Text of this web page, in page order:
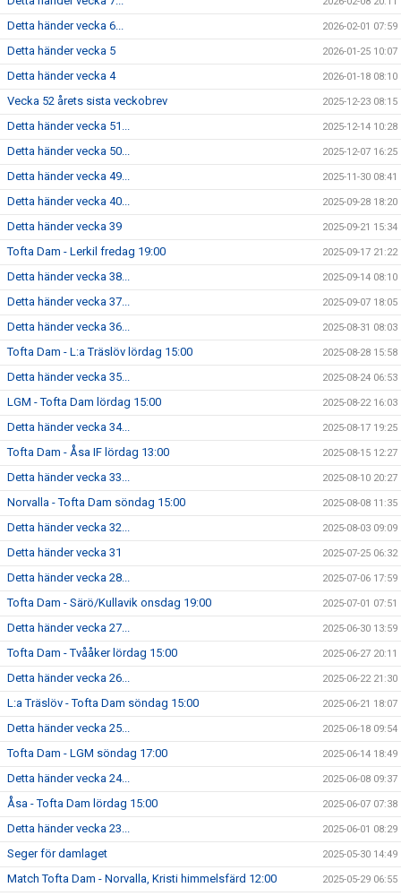
Detta händer vecka 6... 2026-02-01 07:59
Detta händer vecka 5 2026-01-25 10:07
Detta händer vecka 4 2026-01-18 08:10
Vecka 52 årets sista veckobrev 2025-12-23 08:15
Detta händer vecka 51... 2025-12-14 10:28
Detta händer vecka 50... 2025-12-07 16:25
Detta händer vecka 49... 2025-11-30 08:41
Detta händer vecka 40... 2025-09-28 18:20
Detta händer vecka 39 2025-09-21 15:34
Tofta Dam - Lerkil fredag 19:00 2025-09-17 21:22
Detta händer vecka 38... 2025-09-14 08:10
Detta händer vecka 37... 2025-09-07 18:05
Detta händer vecka 36... 2025-08-31 08:03
Tofta Dam - L:a Träslöv lördag 15:00 2025-08-28 15:58
Detta händer vecka 35... 2025-08-24 06:53
LGM - Tofta Dam lördag 15:00 2025-08-22 16:03
Detta händer vecka 34... 2025-08-17 19:25
Tofta Dam - Åsa IF lördag 13:00 2025-08-15 12:27
Detta händer vecka 33... 2025-08-10 20:27
Norvalla - Tofta Dam söndag 15:00 2025-08-08 11:35
Detta händer vecka 32... 2025-08-03 09:09
Detta händer vecka 31 2025-07-25 06:32
Detta händer vecka 28... 2025-07-06 17:59
Tofta Dam - Särö/Kullavik onsdag 19:00 2025-07-01 07:51
Detta händer vecka 27... 2025-06-30 13:59
Tofta Dam - Tvååker lördag 15:00 2025-06-27 20:11
Detta händer vecka 26... 2025-06-22 21:30
L:a Träslöv - Tofta Dam söndag 15:00 2025-06-21 18:07
Detta händer vecka 25... 2025-06-18 09:54
Tofta Dam - LGM söndag 17:00 2025-06-14 18:49
Detta händer vecka 24... 2025-06-08 09:37
Åsa - Tofta Dam lördag 15:00 2025-06-07 07:38
Detta händer vecka 23... 2025-06-01 08:29
Seger för damlaget 2025-05-30 14:49
Match Tofta Dam - Norvalla, Kristi himmelsfärd 12:00 2025-05-29 06:55